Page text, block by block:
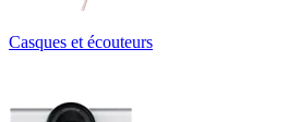
Casques et écouteurs